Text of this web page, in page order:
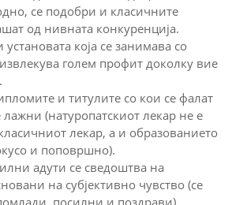
се подобри и класичните
од нивната конкуренција.
која се занимава со
голем профит доколку вие
и титулите со кои се фалат
лажни (натуропатскиот лекар не е
лекар, а и образованието
и поповршно).
адути се сведоштва на
на субјективно чувство (се